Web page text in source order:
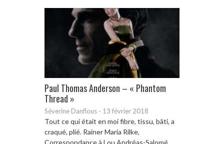
Paul Thomas Anderson – « Phantom
Thread »
Séverine Danflous - 13 février 2018
Tout ce qui était en moi fibre, tissu, bâti, a
craqué, plié. Rainer Maria Rilke,
Correspondance à Lou Andréas-Salomé